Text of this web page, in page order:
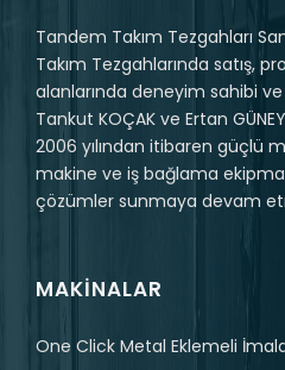
Tandem Takım Tezgahları
Takım Tezgahlarında satış,
alanlarında deneyim sahibi
Tankut KOÇAK ve Ertan
2006 yılından itibaren güçlü
makine ve iş bağlama
çözümler sunmaya devam
MAKINALAR
One Click Metal Eklemeli